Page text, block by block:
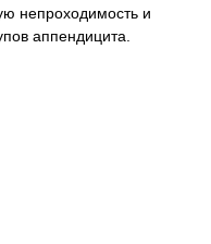
непроходимость и
аппендицита.